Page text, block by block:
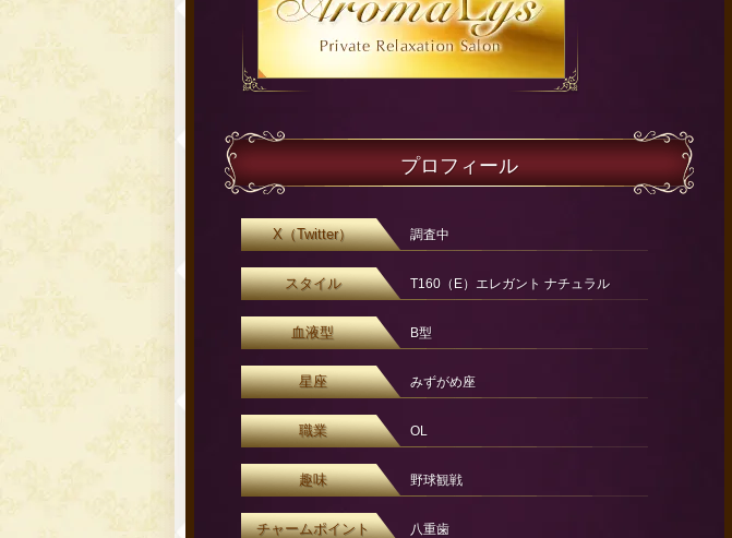
プロフィール
X（Twitter） 調査中
スタイル T160（E）エレガント ナチュラル
血液型 B型
星座 みずがめ座
職業 OL
趣味 野球観戦
チャームポイント 八重歯